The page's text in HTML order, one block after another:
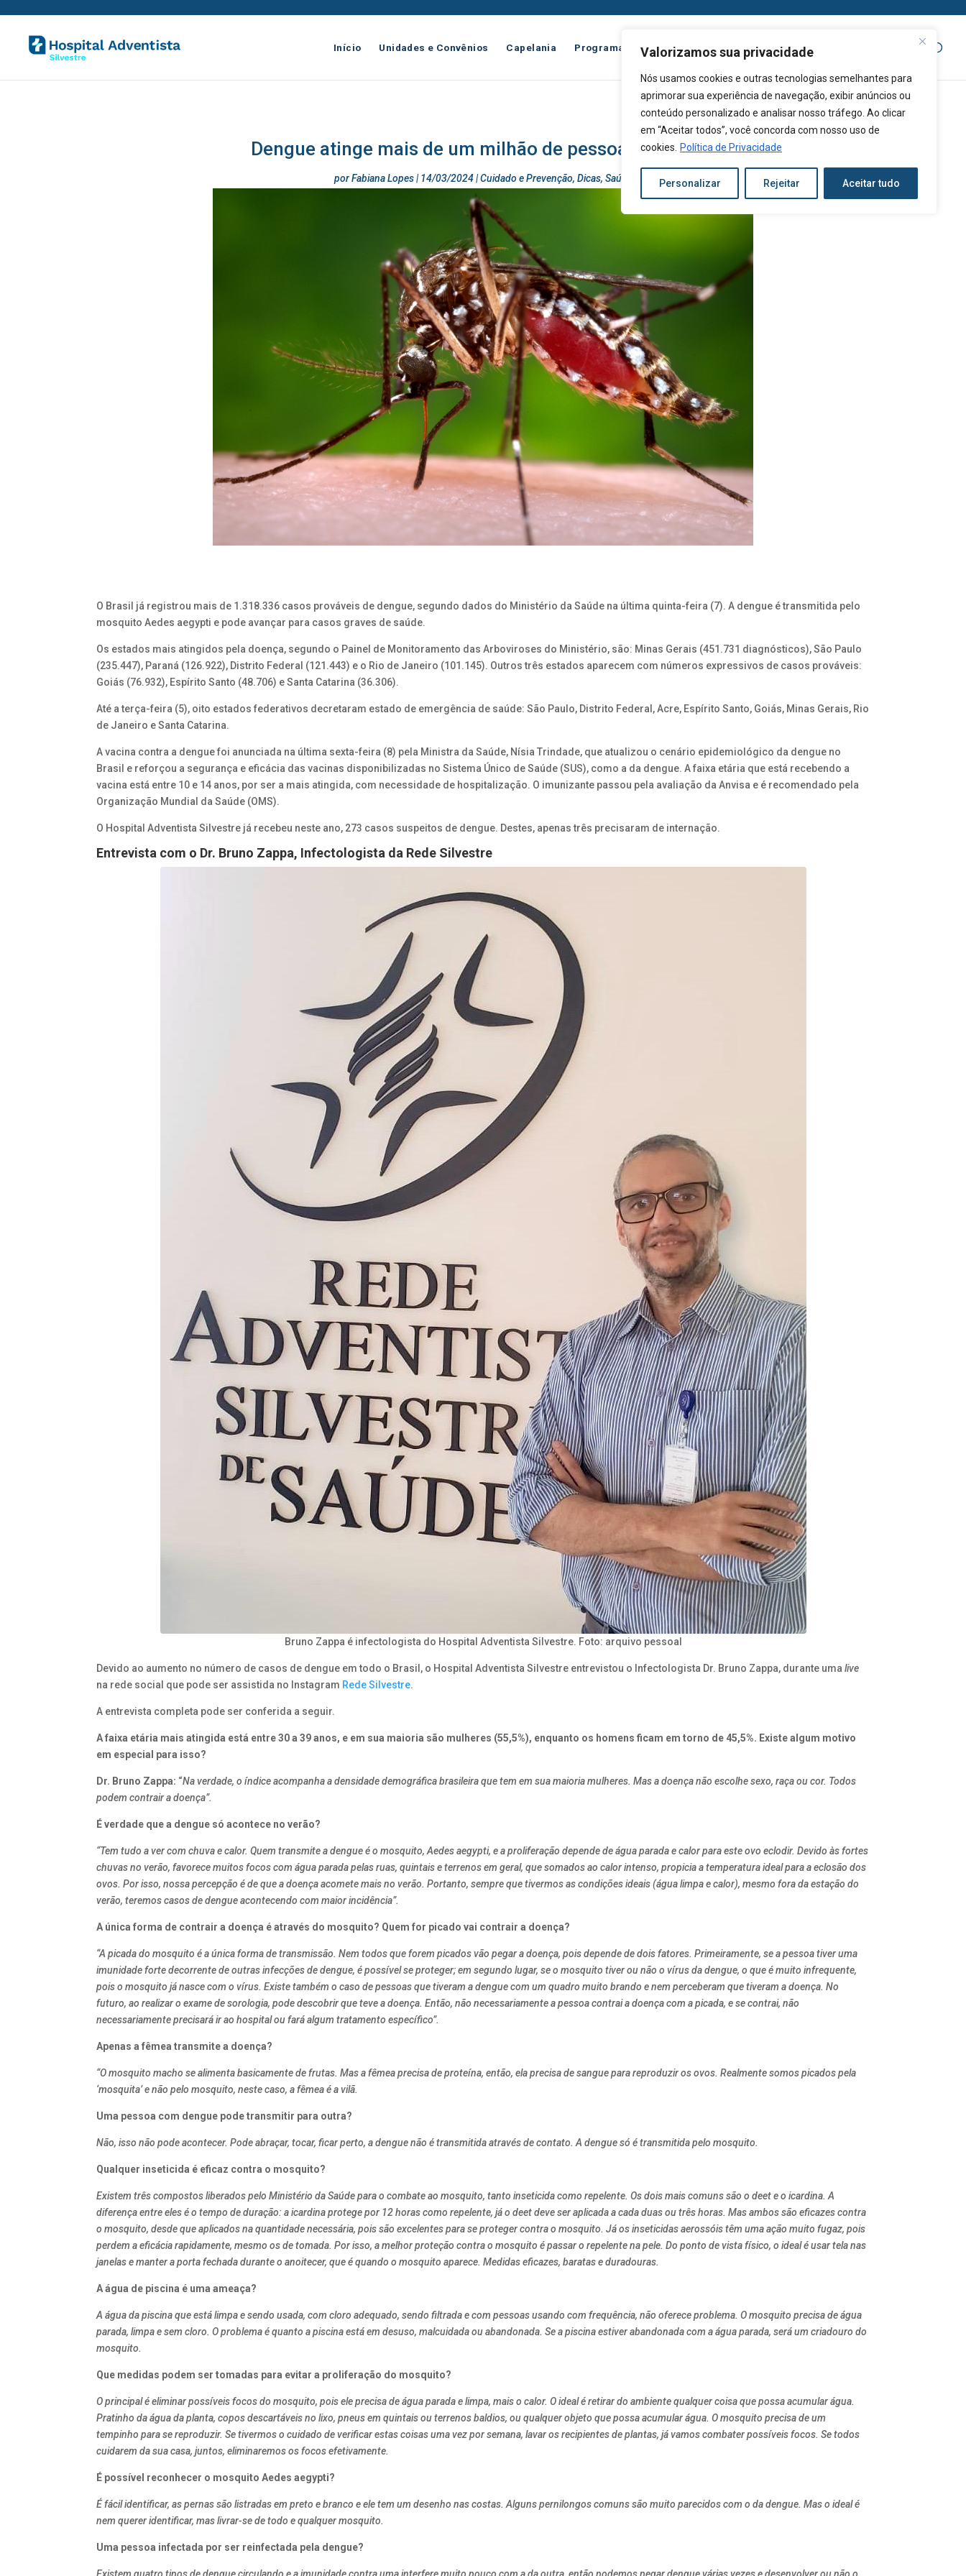
Valorizamos sua privacidade
Nós usamos cookies e outras tecnologias semelhantes para
aprimorar sua experiência de navegação, exibir anúncios ou
conteúdo personalizado e analisar nosso tráfego. Ao clicar
em “Aceitar todos”, você concorda com nosso uso de
cookies.
Política de Privacidade
Personalizar Rejeitar Aceitar tudo
Início Unidades e Convênios Capelania Programas Nutrição Institucional
Dengue atinge mais de um milhão de pessoas no Brasil
porFabiana Lopes| 14/03/2024|Cuidado e Prevenção, Dicas, Saúde
O Brasil já registrou mais de 1.318.336 casos prováveis de dengue, segundo dados do Ministério da Saúde na última quinta-feira (7). A dengue é transmitida pelo
mosquito Aedes aegypti e pode avançar para casos graves de saúde.
Os estados mais atingidos pela doença, segundo o Painel de Monitoramento das Arboviroses do Ministério, são: Minas Gerais (451.731 diagnósticos), São Paulo
(235.447), Paraná (126.922), Distrito Federal (121.443) e o Rio de Janeiro (101.145). Outros três estados aparecem com números expressivos de casos prováveis:
Goiás (76.932), Espírito Santo (48.706) e Santa Catarina (36.306).
Até a terça-feira (5), oito estados federativos decretaram estado de emergência de saúde: São Paulo, Distrito Federal, Acre, Espírito Santo, Goiás, Minas Gerais, Rio
de Janeiro e Santa Catarina.
A vacina contra a dengue foi anunciada na última sexta-feira (8) pela Ministra da Saúde, Nísia Trindade, que atualizou o cenário epidemiológico da dengue no
Brasil e reforçou a segurança e eficácia das vacinas disponibilizadas no Sistema Único de Saúde (SUS), como a da dengue. A faixa etária que está recebendo a
vacina está entre 10 e 14 anos, por ser a mais atingida, com necessidade de hospitalização. O imunizante passou pela avaliação da Anvisa e é recomendado pela
Organização Mundial da Saúde (OMS).
O Hospital Adventista Silvestre já recebeu neste ano, 273 casos suspeitos de dengue. Destes, apenas três precisaram de internação.
Entrevista com o Dr. Bruno Zappa, Infectologista da Rede Silvestre
Bruno Zappa é infectologista do Hospital Adventista Silvestre. Foto: arquivo pessoal
Devido ao aumento no número de casos de dengue em todo o Brasil, o Hospital Adventista Silvestre entrevistou o Infectologista Dr. Bruno Zappa, durante umalive
na rede social que pode ser assistida no Instagram Rede Silvestre.
A entrevista completa pode ser conferida a seguir.
A faixa etária mais atingida está entre 30 a 39 anos, e em sua maioria são mulheres (55,5%), enquanto os homens ficam em torno de 45,5%. Existe algum motivo
em especial para isso?
Dr. Bruno Zappa: “Na verdade, o índice acompanha a densidade demográfica brasileira que tem em sua maioria mulheres. Mas a doença não escolhe sexo, raça ou cor. Todos
podem contrair a doença”.
É verdade que a dengue só acontece no verão?
“Tem tudo a ver com chuva e calor. Quem transmite a dengue é o mosquito, Aedes aegypti, e a proliferação depende de água parada e calor para este ovo eclodir. Devido às fortes
chuvas no verão, favorece muitos focos com água parada pelas ruas, quintais e terrenos em geral, que somados ao calor intenso, propicia a temperatura ideal para a eclosão dos
ovos. Por isso, nossa percepção é de que a doença acomete mais no verão. Portanto, sempre que tivermos as condições ideais (água limpa e calor), mesmo fora da estação do
verão, teremos casos de dengue acontecendo com maior incidência”.
A única forma de contrair a doença é através do mosquito? Quem for picado vai contrair a doença?
“A picada do mosquito é a única forma de transmissão. Nem todos que forem picados vão pegar a doença, pois depende de dois fatores. Primeiramente, se a pessoa tiver uma
imunidade forte decorrente de outras infecções de dengue, é possível se proteger; em segundo lugar, se o mosquito tiver ou não o vírus da dengue, o que é muito infrequente,
pois o mosquito já nasce com o vírus. Existe também o caso de pessoas que tiveram a dengue com um quadro muito brando e nem perceberam que tiveram a doença. No
futuro, ao realizar o exame de sorologia, pode descobrir que teve a doença. Então, não necessariamente a pessoa contrai a doença com a picada, e se contrai, não
necessariamente precisará ir ao hospital ou fará algum tratamento específico”.
Apenas a fêmea transmite a doença?
“O mosquito macho se alimenta basicamente de frutas. Mas a fêmea precisa de proteína, então, ela precisa de sangue para reproduzir os ovos. Realmente somos picados pela
‘mosquita’ e não pelo mosquito, neste caso, a fêmea é a vilã.
Uma pessoa com dengue pode transmitir para outra?
Não, isso não pode acontecer. Pode abraçar, tocar, ficar perto, a dengue não é transmitida através de contato. A dengue só é transmitida pelo mosquito.
Qualquer inseticida é eficaz contra o mosquito?
Existem três compostos liberados pelo Ministério da Saúde para o combate ao mosquito, tanto inseticida como repelente. Os dois mais comuns são o deet e o icardina. A
diferença entre eles é o tempo de duração: a icardina protege por 12 horas como repelente, já o deet deve ser aplicada a cada duas ou três horas. Mas ambos são eficazes contra
o mosquito, desde que aplicados na quantidade necessária, pois são excelentes para se proteger contra o mosquito. Já os inseticidas aerossóis têm uma ação muito fugaz, pois
perdem a eficácia rapidamente, mesmo os de tomada. Por isso, a melhor proteção contra o mosquito é passar o repelente na pele. Do ponto de vista físico, o ideal é usar tela nas
janelas e manter a porta fechada durante o anoitecer, que é quando o mosquito aparece. Medidas eficazes, baratas e duradouras.
A água de piscina é uma ameaça?
A água da piscina que está limpa e sendo usada, com cloro adequado, sendo filtrada e com pessoas usando com frequência, não oferece problema. O mosquito precisa de água
parada, limpa e sem cloro. O problema é quanto a piscina está em desuso, malcuidada ou abandonada. Se a piscina estiver abandonada com a água parada, será um criadouro do
mosquito.
Que medidas podem ser tomadas para evitar a proliferação do mosquito?
O principal é eliminar possíveis focos do mosquito, pois ele precisa de água parada e limpa, mais o calor. O ideal é retirar do ambiente qualquer coisa que possa acumular água.
Pratinho da água da planta, copos descartáveis no lixo, pneus em quintais ou terrenos baldios, ou qualquer objeto que possa acumular água. O mosquito precisa de um
tempinho para se reproduzir. Se tivermos o cuidado de verificar estas coisas uma vez por semana, lavar os recipientes de plantas, já vamos combater possíveis focos. Se todos
cuidarem da sua casa, juntos, eliminaremos os focos efetivamente.
É possível reconhecer o mosquito Aedes aegypti?
É fácil identificar, as pernas são listradas em preto e branco e ele tem um desenho nas costas. Alguns pernilongos comuns são muito parecidos com o da dengue. Mas o ideal é
nem querer identificar, mas livrar-se de todo e qualquer mosquito.
Uma pessoa infectada por ser reinfectada pela dengue?